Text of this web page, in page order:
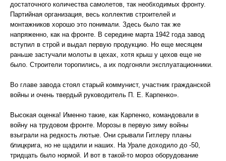
достаточного количества самолетов, так необходимых фронту.
Партийная организация, весь коллектив строителей и
монтажников хорошо это понимали. Здесь было так же
напряженно, как на фронте. В середине марта 1942 года завод
вступил в строй и выдал первую продукцию. Но еще месяцем
раньше застучали молоты в цехах, хотя крыш у цехов еще не
было. Строители торопились, а их подгоняли эксплуатационники.
Во главе завода стоял старый коммунист, участник гражданской
войны и очень твердый руководитель П. Е. Карпенко».
Высокая оценка! Именно такие, как Карпенко, командовали в
войну на трудовом фронте. Морозы в первую зиму войны
взыграли на редкость лютые. Они срывали Гитлеру планы
блицкрига, но не щадили и наших. На Урале доходило до -50,
тридцать было нормой. И вот в такой-то мороз оборудование